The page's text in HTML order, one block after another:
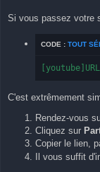
Si vous passez votre
CODE : TOUT
C'est extrêmement
Rendez-vous
Cliquez sur
Copier le lien,
Il vous suffit